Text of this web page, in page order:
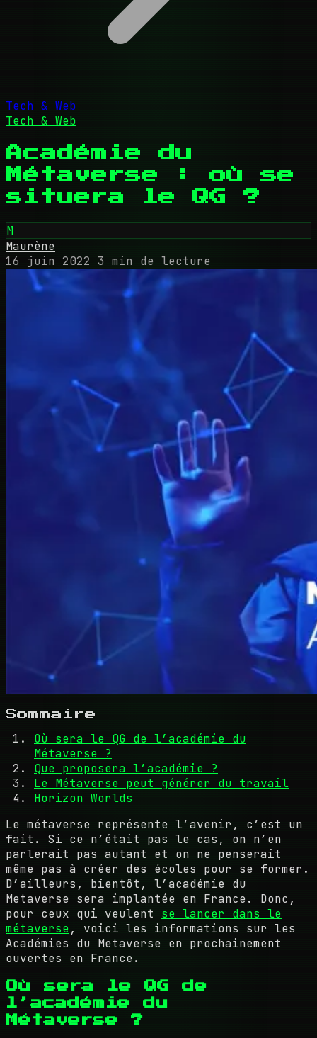
Tech & Web
Tech & Web
Académie du
Métaverse : où se
situera le QG ?
M
Maurène
16 juin 2022 3 min de lecture
Sommaire
Où sera le QG de l’académie du
Métaverse ?
Que proposera l’académie ?
Le Métaverse peut générer du travail
Horizon Worlds
Le métaverse représente l’avenir, c’est un
fait. Si ce n’était pas le cas, on n’en
parlerait pas autant et on ne penserait
même pas à créer des écoles pour se former.
D’ailleurs, bientôt, l’académie du
Metaverse sera implantée en France. Donc,
pour ceux qui veulent se lancer dans le
métaverse, voici les informations sur les
Académies du Metaverse en prochainement
ouvertes en France.
Où sera le QG de
l’académie du
Métaverse ?